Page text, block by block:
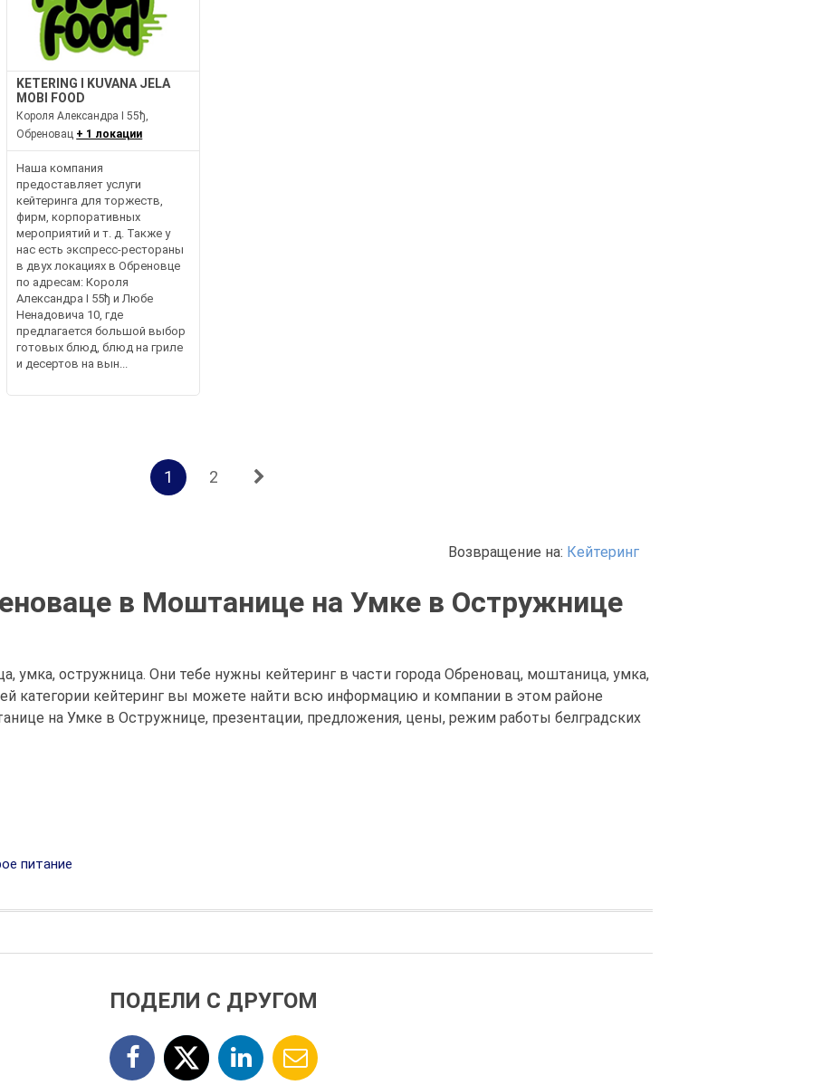
KETERING I KUVANA JELA
MOBI FOOD
Короля Александра I 55ђ,
Обреновац + 1 локации
Наша компания
предоставляет услуги
кейтеринга для торжеств,
фирм, корпоративных
мероприятий и т. д. Также у
нас есть экспресс-рестораны
в двух локациях в Обреновце
по адресам: Короля
Александра I 55ђ и Любе
Ненадовича 10, где
предлагается большой выбор
готовых блюд, блюд на гриле
и десертов на вын...
1 2
Возвращение на: Кейтеринг
в Моштанице на Умке в Остружнице
умка, остружница. Они тебе нужны кейтеринг в части города Обреновац, моштаница, умка,
категории кейтеринг вы можете найти всю информацию и компании в этом районе
на Умке в Остружнице, презентации, предложения, цены, режим работы белградских
питание
ПОДЕЛИ С ДРУГОМ